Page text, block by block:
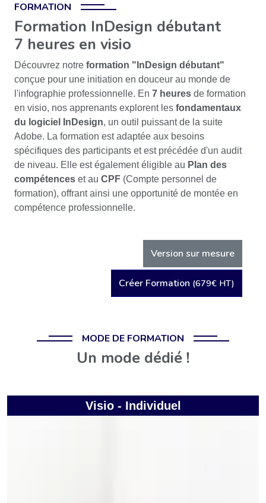
FORMATION
Formation InDesign débutant
7 heures en visio
Découvrez notre formation "InDesign débutant"
conçue pour une initiation en douceur au monde de
l'infographie professionnelle. En 7 heures de formation
en visio, nos apprenants explorent les fondamentaux
du logiciel InDesign, un outil puissant de la suite
Adobe. La formation est adaptée aux besoins
spécifiques des participants et est précédée d'un audit
de niveau. Elle est également éligible au Plan des
compétences et au CPF (Compte personnel de
formation), offrant ainsi une opportunité de montée en
compétence professionnelle.
Version sur mesure
Créer Formation (679€ HT)
MODE DE FORMATION
Un mode dédié !
Visio - Individuel